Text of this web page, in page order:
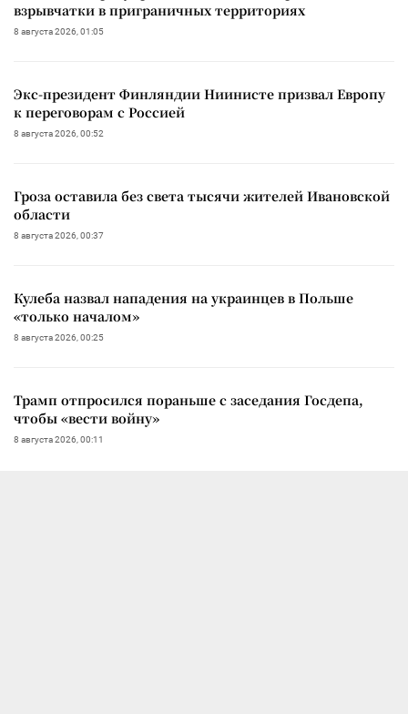
взрывчатки в приграничных территориях
8 августа 2026, 01:05
Экс-президент Финляндии Ниинисте призвал Европу
к переговорам с Россией
8 августа 2026, 00:52
Гроза оставила без света тысячи жителей Ивановской
области
8 августа 2026, 00:37
Кулеба назвал нападения на украинцев в Польше
«только началом»
8 августа 2026, 00:25
Трамп отпросился пораньше с заседания Госдепа,
чтобы «вести войну»
8 августа 2026, 00:11